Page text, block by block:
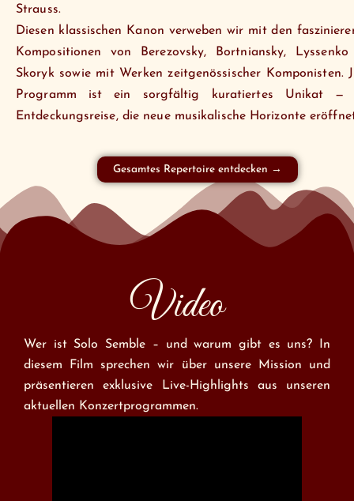
Strauss.
Diesen klassischen Kanon verweben wir mit den
Kompositionen von Berezovsky, Bortniansky,
Skoryk sowie mit Werken zeitgenössischer Komponisten.
Programm ist ein sorgfältig kuratiertes Unikat —
Entdeckungsreise, die neue musikalische Horizonte
Gesamtes Repertoire entdecken →
Video
Wer ist Solo Semble – und warum gibt es uns? In
diesem Film sprechen wir über unsere Mission und
präsentieren exklusive Live-Highlights aus unseren
aktuellen Konzertprogrammen.